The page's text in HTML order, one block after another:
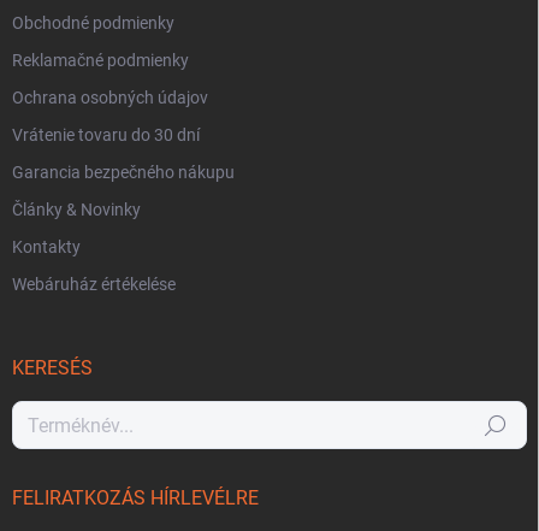
Obchodné podmienky
Reklamačné podmienky
Ochrana osobných údajov
Vrátenie tovaru do 30 dní
Garancia bezpečného nákupu
Články & Novinky
Kontakty
Webáruház értékelése
KERESÉS
Keresés
FELIRATKOZÁS HÍRLEVÉLRE